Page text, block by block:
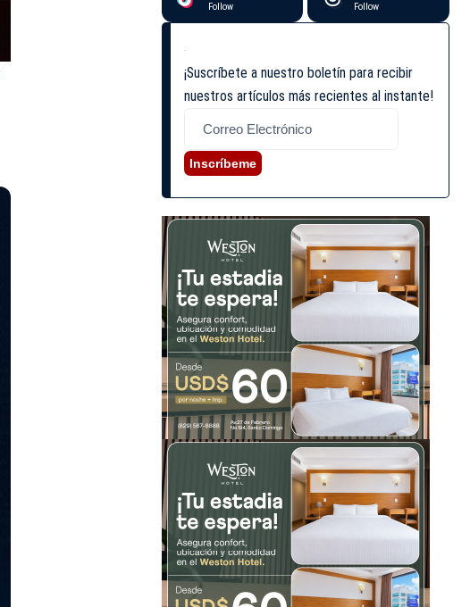
Follow Follow
¡Suscríbete a nuestro boletín para recibir
nuestros artículos más recientes al instante!
Inscríbeme